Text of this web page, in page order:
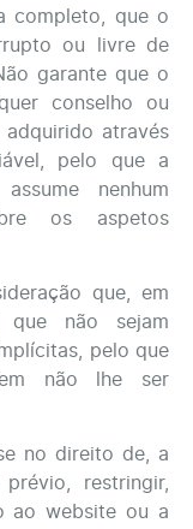
completo, que o
ou livre de
garante que o
conselho ou
através
pelo que a
nenhum
os aspetos
que, em
que não sejam
pelo que
não lhe ser
no direito de, a
restringir,
ao website ou a